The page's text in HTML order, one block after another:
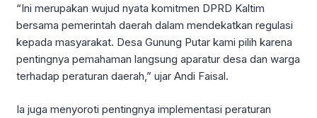
“Ini merupakan wujud nyata komitmen DPRD Kaltim
bersama pemerintah daerah dalam mendekatkan regulasi
kepada masyarakat. Desa Gunung Putar kami pilih karena
pentingnya pemahaman langsung aparatur desa dan warga
terhadap peraturan daerah,” ujar Andi Faisal.
Ia juga menyoroti pentingnya implementasi peraturan